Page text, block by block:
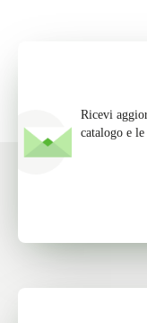
Ricevi
catalogo e